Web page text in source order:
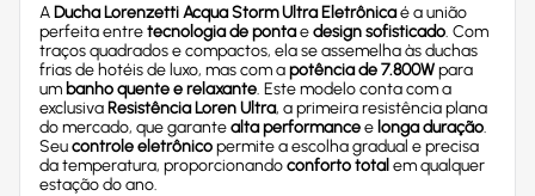
ADucha Lorenzetti Acqua Storm Ultra Eletrônicaé a união
perfeita entretecnologia de pontaedesign sofisticado. Com
traços quadrados e compactos, ela se assemelha às duchas
frias de hotéis de luxo, mas com apotência de 7.800Wpara
um banho quente e relaxante. Este modelo conta com a
exclusivaResistência Loren Ultra, a primeira resistência plana
do mercado, que garantealta performancee longa duração.
Seucontrole eletrônicopermite a escolha gradual e precisa
da temperatura, proporcionandoconforto total em qualquer
estação do ano.